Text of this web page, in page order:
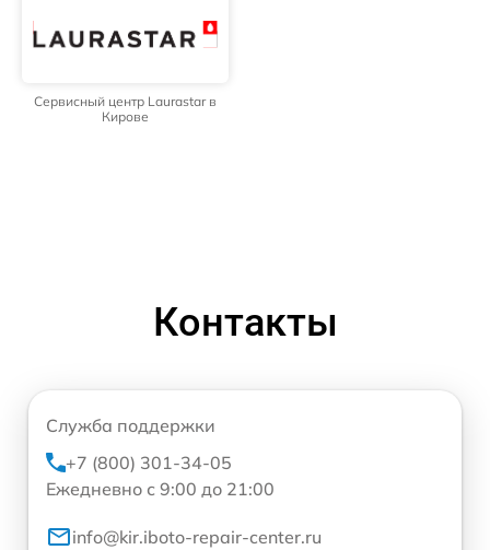
Сервисный центр Laurastar в
Кирове
Контакты
Служба поддержки
+7 (800) 301-34-05
Ежедневно с 9:00 до 21:00
info@kir.iboto-repair-center.ru